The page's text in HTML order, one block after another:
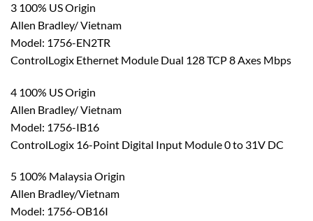
3 100% US Origin
Allen Bradley/ Vietnam
Model: 1756-EN2TR
ControlLogix Ethernet Module Dual 128 TCP 8 Axes Mbps
4 100% US Origin
Allen Bradley/ Vietnam
Model: 1756-IB16
ControlLogix 16-Point Digital Input Module 0 to 31V DC
5 100% Malaysia Origin
Allen Bradley/Vietnam
Model: 1756-OB16I